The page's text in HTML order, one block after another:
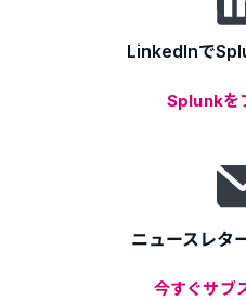
LinkedInで
Splunkを
ニュースレタ
今すぐサブ